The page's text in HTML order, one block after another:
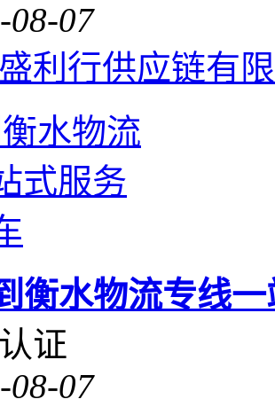
08-07
利行供应链有
衡水物流专线
证
08-07